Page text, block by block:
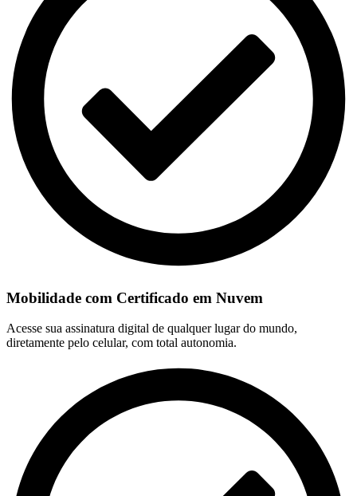
Mobilidade com Certificado em Nuvem
Acesse sua assinatura digital de qualquer lugar do mundo,
diretamente pelo celular, com total autonomia.